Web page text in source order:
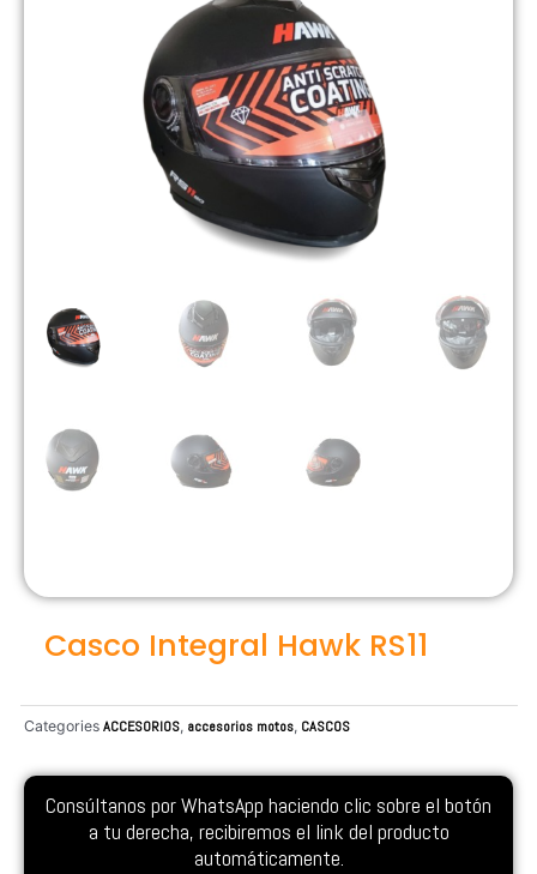
Casco Integral Hawk RS11
Categories ACCESORIOS, accesorios motos, CASCOS
Consúltanos por WhatsApp haciendo clic sobre el botón
a tu derecha, recibiremos el link del producto
automáticamente.